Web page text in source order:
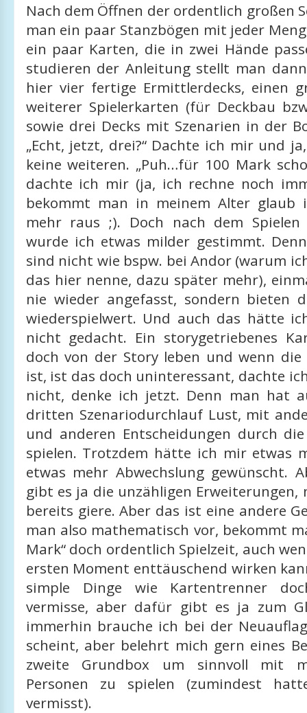
Nach dem Öffnen der ordentlich großen
man ein paar Stanzbögen mit jeder
ein paar Karten, die in zwei Hände
studieren der Anleitung stellt man
hier vier fertige Ermittlerdecks, einen
weiterer Spielerkarten (für Deckbau
sowie drei Decks mit Szenarien in der
„Echt, jetzt, drei?“ Dachte ich mir und
keine weiteren. „Puh…für 100 Mark
dachte ich mir (ja, ich rechne noch
bekommt man in meinem Alter glaub
mehr raus ;). Doch nach dem Spielen
wurde ich etwas milder gestimmt.
sind nicht wie bspw. bei Andor (warum
das hier nenne, dazu später mehr),
nie wieder angefasst, sondern bieten
wiederspielwert. Und auch das hätte
nicht gedacht. Ein storygetriebenes
doch von der Story leben und wenn
ist, ist das doch uninteressant, dachte
nicht, denke ich jetzt. Denn man hat
dritten Szenariodurchlauf Lust, mit
und anderen Entscheidungen durch
spielen. Trotzdem hätte ich mir etwas
etwas mehr Abwechslung gewünscht.
gibt es ja die unzähligen Erweiterungen,
bereits giere. Aber das ist eine andere
man also mathematisch vor, bekommt
Mark“ doch ordentlich Spielzeit, auch
ersten Moment enttäuschend wirken
simple Dinge wie Kartentrenner
vermisse, aber dafür gibt es ja zum
immerhin brauche ich bei der
scheint, aber belehrt mich gern eines
zweite Grundbox um sinnvoll mit
Personen zu spielen (zumindest
vermisst).